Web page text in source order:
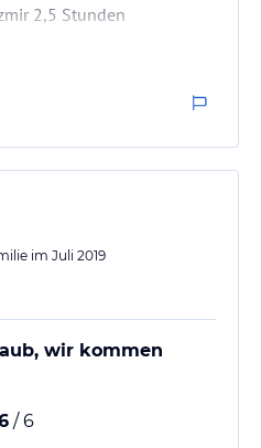
2,5 Stunden
im Juli 2019
wir kommen
/ 6